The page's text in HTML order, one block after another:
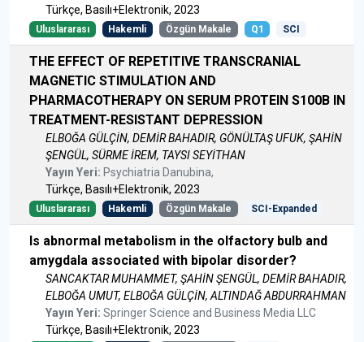
Türkçe, Basılı+Elektronik, 2023
Uluslararası Hakemli Özgün Makale Q1 SCI
THE EFFECT OF REPETITIVE TRANSCRANIAL
MAGNETIC STIMULATION AND
PHARMACOTHERAPY ON SERUM PROTEIN S100B IN
TREATMENT-RESISTANT DEPRESSION
ELBOĞA GÜLÇİN, DEMİR BAHADIR, GÖNÜLTAŞ UFUK, ŞAHİN
ŞENGÜL, SÜRME İREM, TAYSI SEYİTHAN
Yayın Yeri: Psychiatria Danubina,
Türkçe, Basılı+Elektronik, 2023
Uluslararası Hakemli Özgün Makale SCI-Expanded
Is abnormal metabolism in the olfactory bulb and
amygdala associated with bipolar disorder?
SANCAKTAR MUHAMMET, ŞAHİN ŞENGÜL, DEMİR BAHADIR,
ELBOĞA UMUT, ELBOĞA GÜLÇİN, ALTINDAĞ ABDURRAHMAN
Yayın Yeri: Springer Science and Business Media LLC
Türkçe, Basılı+Elektronik, 2023